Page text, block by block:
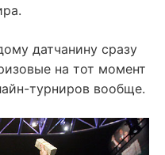
датчанину сразу
на тот момент
турниров вообще.